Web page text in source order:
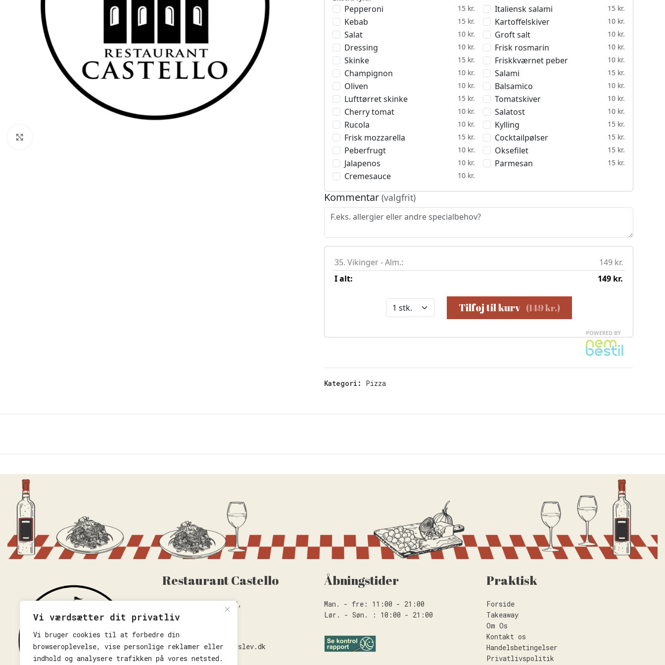
Vi værdsætter dit privatliv
Vi bruger cookies til at forbedre din
browseroplevelse, vise personlige reklamer eller
indhold og analysere trafikken på vores netsted.
Kategori: Pizza
Restaurant Castello
Ved Stormklokken 2B,
6100 Haderslev
+45 93 92 98 50
info@castello-haderslev.dk
Åbningstider
Man. - fre: 11:00 - 21:00
Lør. - Søn. : 10:00 - 21:00
Praktisk
Forside
Takeaway
Om Os
Kontakt os
Handelsbetingelser
Privatlivspolitik